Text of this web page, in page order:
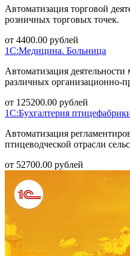
Автоматизация торговой
розничных торговых точек.
от 4400.00 рублей
1С:Медицина. Больница
Автоматизация
различных организационно-
от 125200.00 рублей
1С:Бухгалтерия
Автоматизация
птицеводческой отрасли
от 52700.00 рублей